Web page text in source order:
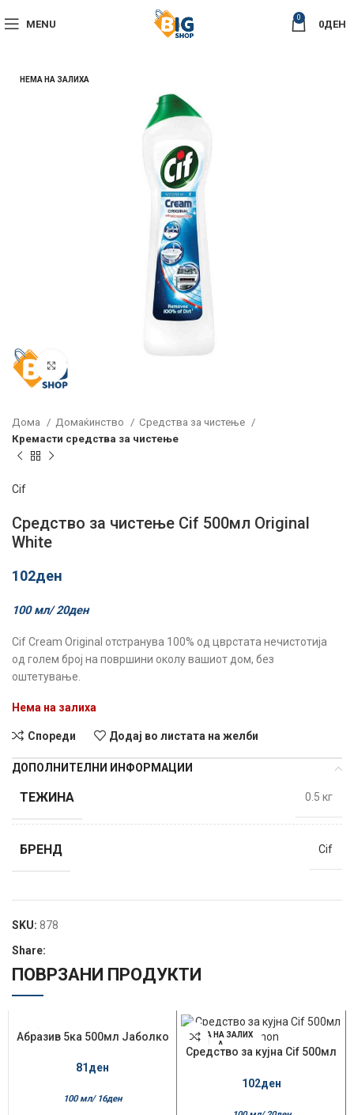
MENU
0
0ДЕН
НЕМА НА ЗАЛИХА
Click to enlarge
Дома Домаќинство
Средства за чистење
Кремасти средства за чистење
Cif
Средство за чистење Cif 500мл Original
White
102ден
100 мл/ 20ден
Cif Cream Original отстранува 100% од цврстата нечистотија
од голем број на површини околу вашиот дом, без
оштетување.
Нема на залиха
Спореди Додај во листата на желби
ДОПОЛНИТЕЛНИ ИНФОРМАЦИИ
ТЕЖИНА 0.5 кг
БРЕНД Cif
SKU: 878
Share:
ПОВРЗАНИ ПРОДУКТИ
НЕМА НА ЗАЛИХ
Абразив 5ка 500мл Јаболко
81ден
100 мл/ 16ден
НЕМА НА ЗАЛИХ
А
Средство за кујна Cif 500мл
102ден